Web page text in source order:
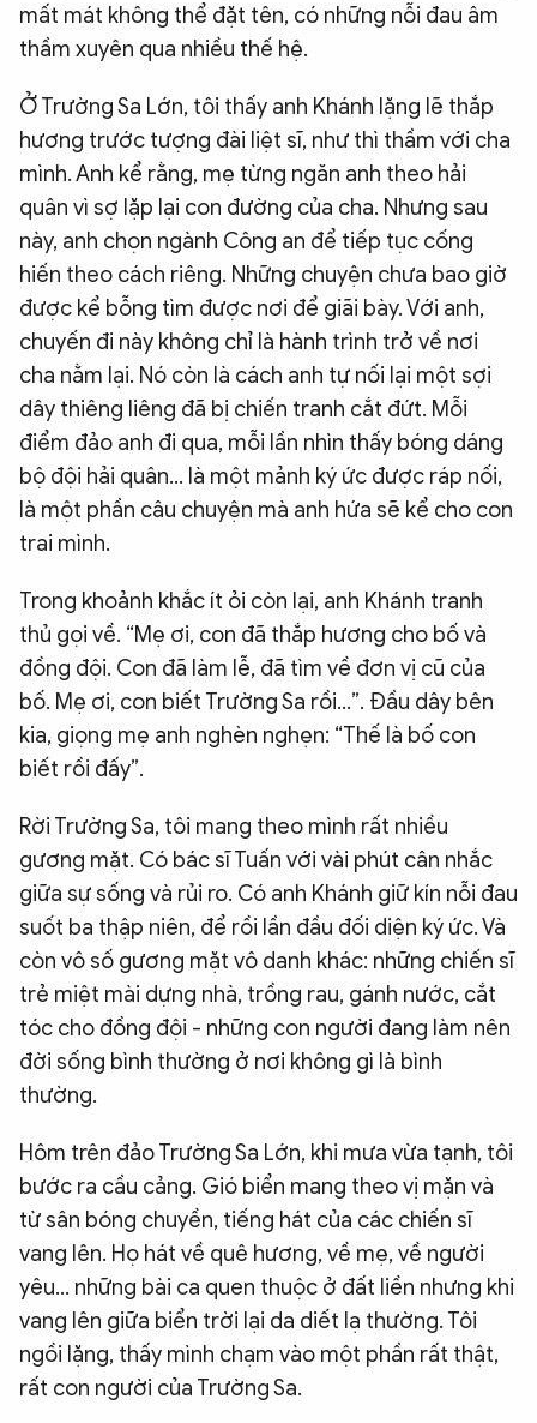
mất mát không thể đặt tên, có những nỗi đau âm
thầm xuyên qua nhiều thế hệ.
Ở Trường Sa Lớn, tôi thấy anh Khánh lặng lẽ thắp
hương trước tượng đài liệt sĩ, như thì thầm với cha
mình. Anh kể rằng, mẹ từng ngăn anh theo hải
quân vì sợ lặp lại con đường của cha. Nhưng sau
này, anh chọn ngành Công an để tiếp tục cống
hiến theo cách riêng. Những chuyện chưa bao giờ
được kể bỗng tìm được nơi để giãi bày. Với anh,
chuyến đi này không chỉ là hành trình trở về nơi
cha nằm lại. Nó còn là cách anh tự nối lại một sợi
dây thiêng liêng đã bị chiến tranh cắt đứt. Mỗi
điểm đảo anh đi qua, mỗi lần nhìn thấy bóng dáng
bộ đội hải quân… là một mảnh ký ức được ráp nối,
là một phần câu chuyện mà anh hứa sẽ kể cho con
trai mình.
Trong khoảnh khắc ít ỏi còn lại, anh Khánh tranh
thủ gọi về. “Mẹ ơi, con đã thắp hương cho bố và
đồng đội. Con đã làm lễ, đã tìm về đơn vị cũ của
bố. Mẹ ơi, con biết Trường Sa rồi...”. Đầu dây bên
kia, giọng mẹ anh nghèn nghẹn: “Thế là bố con
biết rồi đấy”.
Rời Trường Sa, tôi mang theo mình rất nhiều
gương mặt. Có bác sĩ Tuấn với vài phút cân nhắc
giữa sự sống và rủi ro. Có anh Khánh giữ kín nỗi đau
suốt ba thập niên, để rồi lần đầu đối diện ký ức. Và
còn vô số gương mặt vô danh khác: những chiến sĩ
trẻ miệt mài dựng nhà, trồng rau, gánh nước, cắt
tóc cho đồng đội - những con người đang làm nên
đời sống bình thường ở nơi không gì là bình
thường.
Hôm trên đảo Trường Sa Lớn, khi mưa vừa tạnh, tôi
bước ra cầu cảng. Gió biển mang theo vị mặn và
từ sân bóng chuyền, tiếng hát của các chiến sĩ
vang lên. Họ hát về quê hương, về mẹ, về người
yêu… những bài ca quen thuộc ở đất liền nhưng khi
vang lên giữa biển trời lại da diết lạ thường. Tôi
ngồi lặng, thấy mình chạm vào một phần rất thật,
rất con người của Trường Sa.